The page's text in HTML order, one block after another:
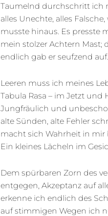
Taumelnd durchschritt ich
alles Unechte, alles
musste hinaus. Es presste
mein stolzer Achtern Mast;
endlich gab er seufzend auf.
Leeren muss ich meines
Tabula Rasa – im Jetzt und
Jungfräulich und
alte Sünden, alte Fehler
macht sich Wahrheit in mir
Ein kleines Lächeln im
Dem spürbaren Zorn des
entgegen, Akzeptanz auf
erkenne ich endlich des
auf stimmigen Wegen ich